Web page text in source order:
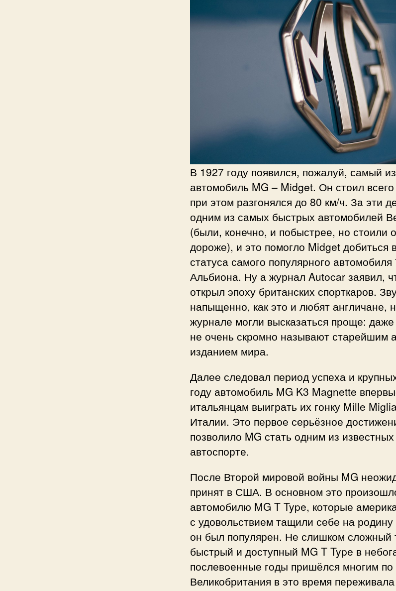
В 1927 году появился, пожалуй, самый
автомобиль MG – Midget. Он стоил
при этом разгонялся до 80 км/ч. За эти
одним из самых быстрых автомобилей
(были, конечно, и побыстрее, но стоили
дороже), и это помогло Midget добиться
статуса самого популярного
Альбиона. Ну а журнал Autocar заявил,
открыл эпоху британских спорткаров.
напыщенно, как это и любят англичане,
журнале могли высказаться проще:
не очень скромно называют старейшим
изданием мира.
Далее следовал период успеха и
году автомобиль MG K3 Magnette
итальянцам выиграть их гонку Mille
Италии. Это первое серьёзное
позволило MG стать одним из
автоспорте.
После Второй мировой войны MG
принят в США. В основном это
автомобилю MG T Type, которые
с удовольствием тащили себе на
он был популярен. Не слишком сложный
быстрый и доступный MG T Type в
послевоенные годы пришёлся многим по
Великобритания в это время